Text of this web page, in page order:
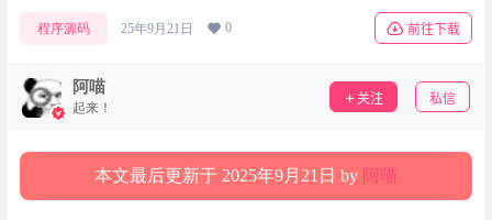
程序源码 25年9月21日 0 前往下载
阿喵
起来！
关注 私信
本文最后更新于 2025年9月21日 by 阿喵